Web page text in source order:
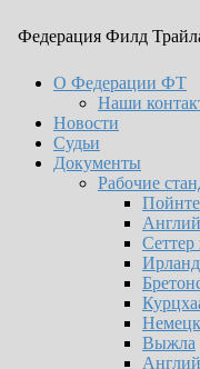
Федерация Филд
О Федерации ФТ
Наши
Новости
Судьи
Документы
Рабочие
Сеттер
Выжла